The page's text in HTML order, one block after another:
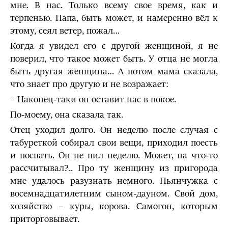
мне. В нас. Только всему свое время, как и
терпенью. Папа, быть может, и намеренно вёл к
этому, сеял ветер, пожал…
Когда я увидел его с другой женщиной, я не
поверил, что такое может быть. У отца не могла
быть другая женщина… А потом мама сказала,
что знает про другую и не возражает:
– Наконец-таки он оставит нас в покое.
По-моему, она сказала так.
Отец уходил долго. Он неделю после случая с
табуреткой собирал свои вещи, приходил поесть
и поспать. Он не пил неделю. Может, на что-то
рассчитывал?.. Про ту женщину из пригорода
мне удалось разузнать немного. Пьянчужка с
восемнадцатилетним сыном-дауном. Свой дом,
хозяйство – куры, корова. Самогон, которым
приторговывает.